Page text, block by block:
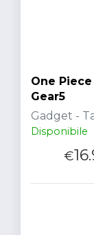
One
Gear5
Gadget -
Disponibile
€